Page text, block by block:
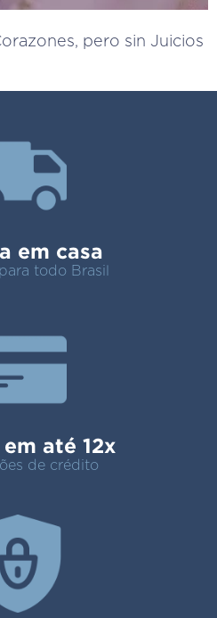
pero sin Juicios
em casa
todo Brasil
até 12x
de crédito